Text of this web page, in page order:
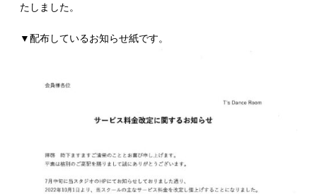
たしました。
▼配布しているお知らせ紙です。